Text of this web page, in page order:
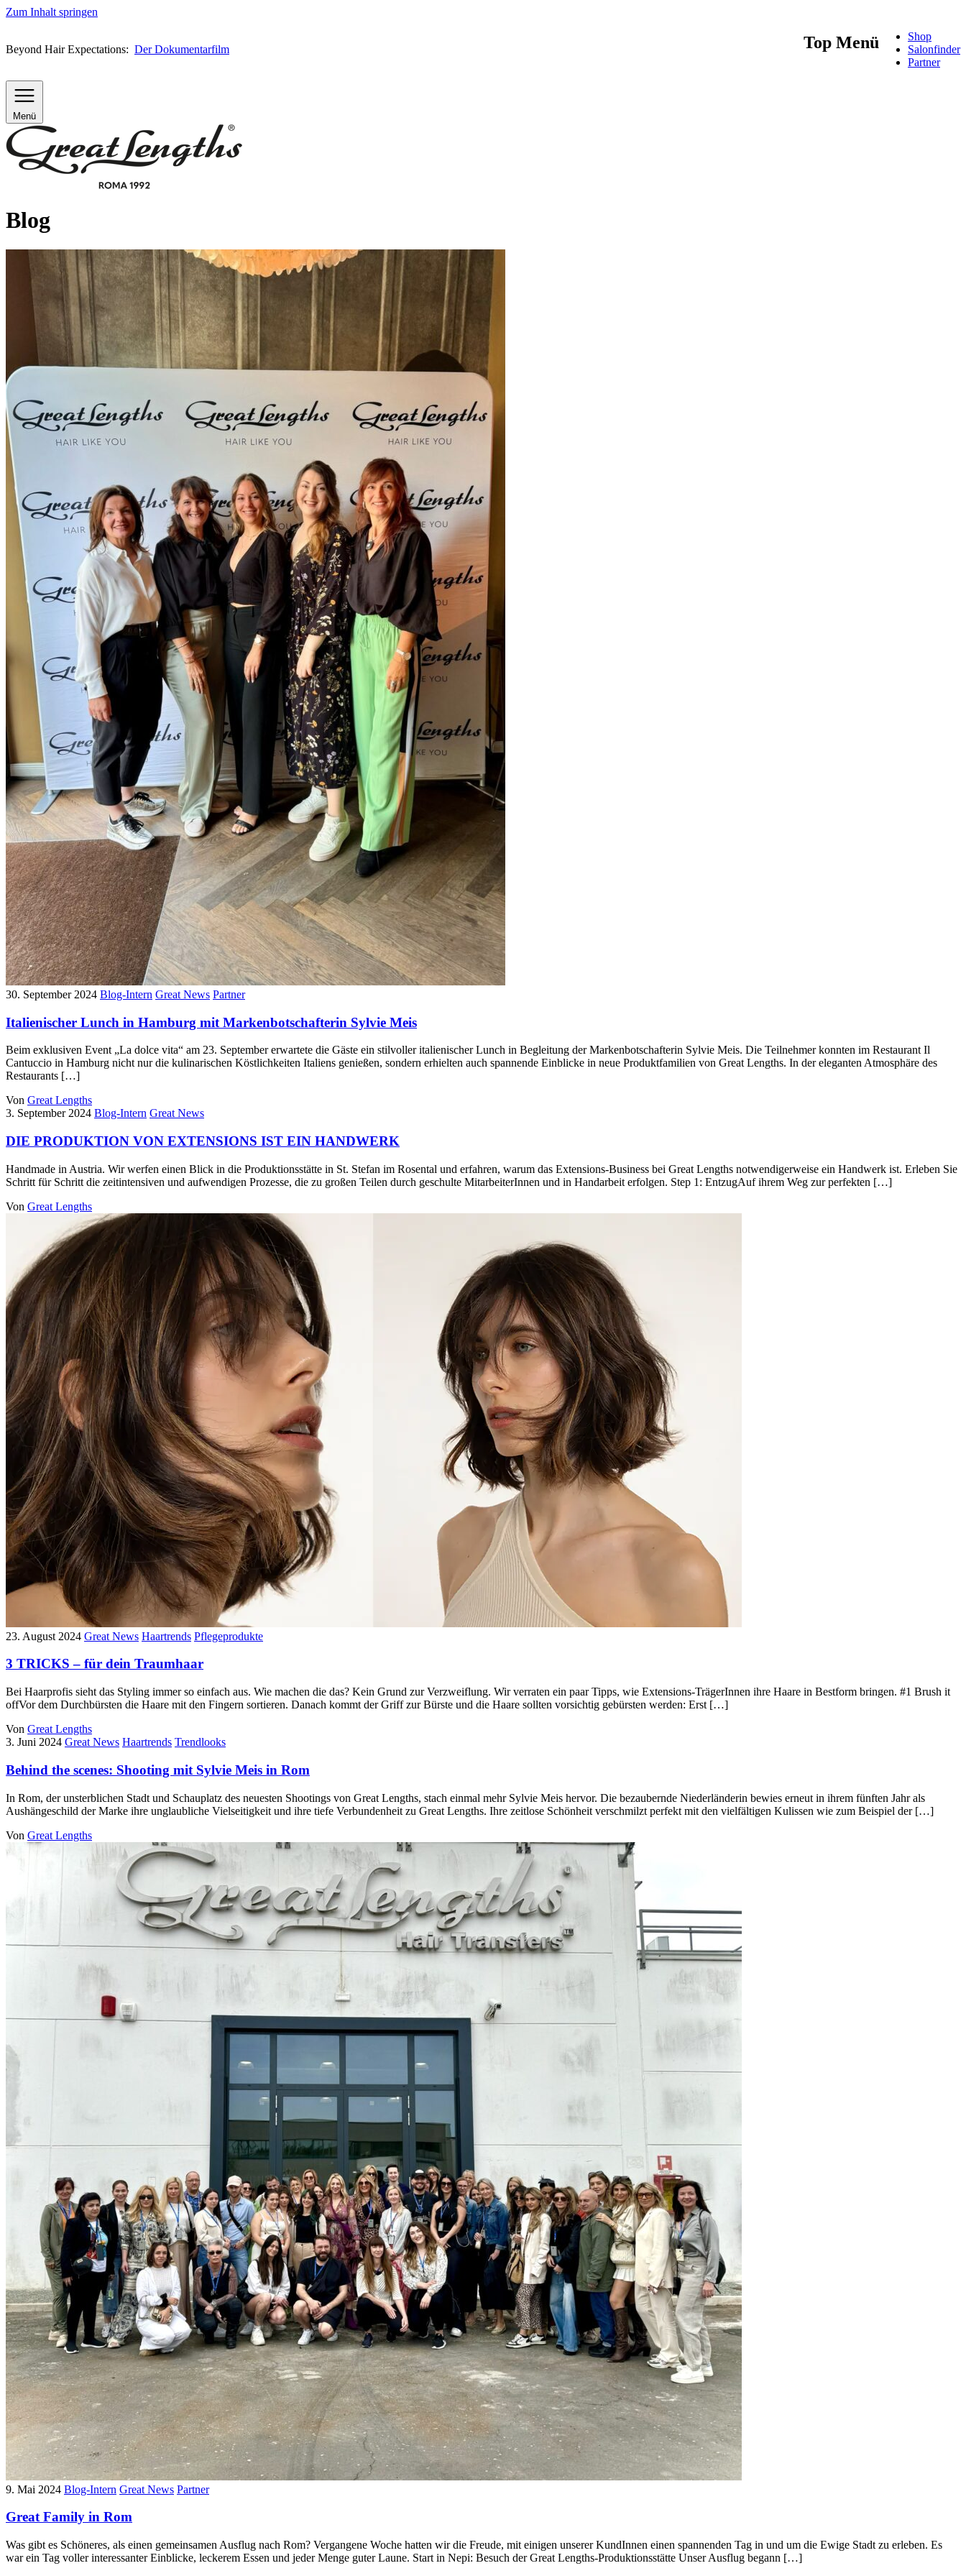
Zum Inhalt springen
Beyond Hair Expectations: Der Dokumentarfilm Top Menü
Shop
Salonfinder
Partner
Menü
Blog
30. September 2024 Blog-Intern Great News Partner
Italienischer Lunch in Hamburg mit Markenbotschafterin Sylvie Meis
Beim exklusiven Event „La dolce vita“ am 23. September erwartete die Gäste ein stilvoller italienischer Lunch in Begleitung der Markenbotschafterin Sylvie Meis. Die Teilnehmer konnten im Restaurant Il
Cantuccio in Hamburg nicht nur die kulinarischen Köstlichkeiten Italiens genießen, sondern erhielten auch spannende Einblicke in neue Produktfamilien von Great Lengths. In der eleganten Atmosphäre des
Restaurants […]
Von Great Lengths
3. September 2024 Blog-Intern Great News
DIE PRODUKTION VON EXTENSIONS IST EIN HANDWERK
Handmade in Austria. Wir werfen einen Blick in die Produktionsstätte in St. Stefan im Rosental und erfahren, warum das Extensions-Business bei Great Lengths notwendigerweise ein Handwerk ist. Erleben Sie
Schritt für Schritt die zeitintensiven und aufwendigen Prozesse, die zu großen Teilen durch geschulte MitarbeiterInnen und in Handarbeit erfolgen. Step 1: EntzugAuf ihrem Weg zur perfekten […]
Von Great Lengths
23. August 2024 Great News Haartrends Pflegeprodukte
3 TRICKS – für dein Traumhaar
Bei Haarprofis sieht das Styling immer so einfach aus. Wie machen die das? Kein Grund zur Verzweiflung. Wir verraten ein paar Tipps, wie Extensions-TrägerInnen ihre Haare in Bestform bringen. #1 Brush it
offVor dem Durchbürsten die Haare mit den Fingern sortieren. Danach kommt der Griff zur Bürste und die Haare sollten vorsichtig gebürsten werden: Erst […]
Von Great Lengths
3. Juni 2024 Great News Haartrends Trendlooks
Behind the scenes: Shooting mit Sylvie Meis in Rom
In Rom, der unsterblichen Stadt und Schauplatz des neuesten Shootings von Great Lengths, stach einmal mehr Sylvie Meis hervor. Die bezaubernde Niederländerin bewies erneut in ihrem fünften Jahr als
Aushängeschild der Marke ihre unglaubliche Vielseitigkeit und ihre tiefe Verbundenheit zu Great Lengths. Ihre zeitlose Schönheit verschmilzt perfekt mit den vielfältigen Kulissen wie zum Beispiel der […]
Von Great Lengths
9. Mai 2024 Blog-Intern Great News Partner
Great Family in Rom
Was gibt es Schöneres, als einen gemeinsamen Ausflug nach Rom? Vergangene Woche hatten wir die Freude, mit einigen unserer KundInnen einen spannenden Tag in und um die Ewige Stadt zu erleben. Es
war ein Tag voller interessanter Einblicke, leckerem Essen und jeder Menge guter Laune. Start in Nepi: Besuch der Great Lengths-Produktionsstätte Unser Ausflug begann […]